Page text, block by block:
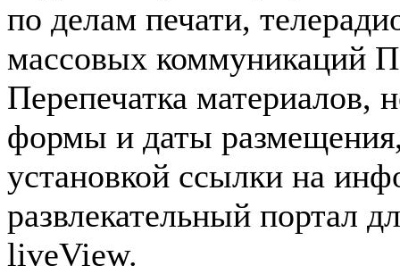
по делам печати,
массовых коммуникаций
Перепечатка материалов,
формы и даты
установкой ссылки на
развлекательный портал
liveView.